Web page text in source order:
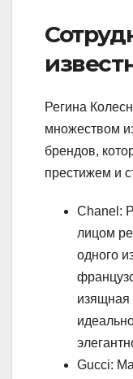
Регина
множеством
брендов,
престижем и
Chanel:
лицом
одного
изящная
Gucci: